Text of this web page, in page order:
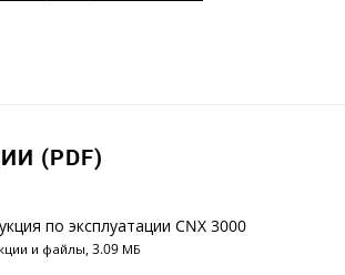
(PDF)
по эксплуатации CNX 3000
и файлы, 3.09 МБ